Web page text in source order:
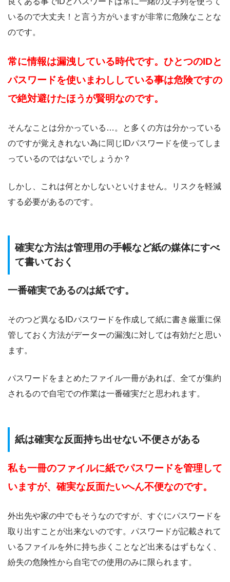
いるので大丈夫！と言う方がいますが非常に危険なことな
のです。
常に情報は漏洩している時代です。ひとつのIDと
パスワードを使いまわししている事は危険ですの
で絶対避けたほうが賢明なのです。
そんなことは分かっている…。と多くの方は分かっている
のですが覚えきれない為に同じIDパスワードを使ってしま
っているのではないでしょうか？
しかし、これは何とかしないといけません。リスクを軽減
する必要があるのです。
確実な方法は管理用の手帳など紙の媒体にすべ
て書いておく
一番確実であるのは紙です。
そのつど異なるIDパスワードを作成して紙に書き厳重に保
管しておく方法がデーターの漏洩に対しては有効だと思い
ます。
パスワードをまとめたファイル一冊があれば、全てが集約
されるので自宅での作業は一番確実だと思われます。
紙は確実な反面持ち出せない不便さがある
私も一冊のファイルに紙でパスワードを管理して
いますが、確実な反面たいへん不便なのです。
外出先や家の中でもそうなのですが、すぐにパスワードを
取り出すことが出来ないのです。パスワードが記載されて
いるファイルを外に持ち歩くことなど出来るはずもなく、
紛失の危険性から自宅での使用のみに限られます。